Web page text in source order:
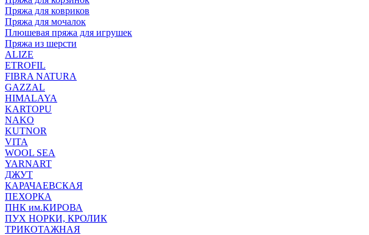
Пряжа для ковриков
Пряжа для мочалок
Плюшевая пряжа для игрушек
Пряжа из шерсти
ALIZE
ETROFIL
FIBRA NATURA
GAZZAL
HIMALAYA
KARTOPU
NAKO
KUTNOR
VITA
WOOL SEA
YARNART
ДЖУТ
КАРАЧАЕВСКАЯ
ПЕХОРКА
ПНК им.КИРОВА
ПУХ НОРКИ, КРОЛИК
ТРИКОТАЖНАЯ